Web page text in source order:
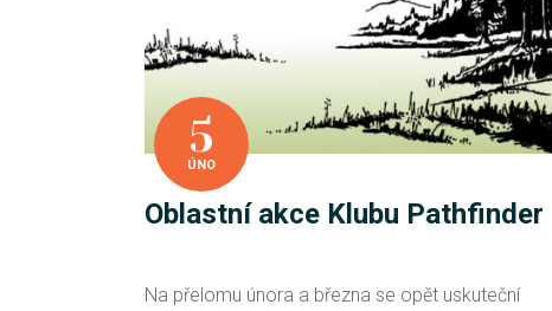
5
ÚNO
Oblastní akce Klubu Pathfinder
Na přelomu února a března se opět uskuteční